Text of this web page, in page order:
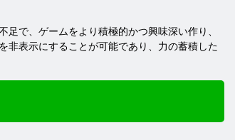
で、ゲームをより積極的かつ興味深い作り、
非表示にすることが可能であり、力の蓄積した